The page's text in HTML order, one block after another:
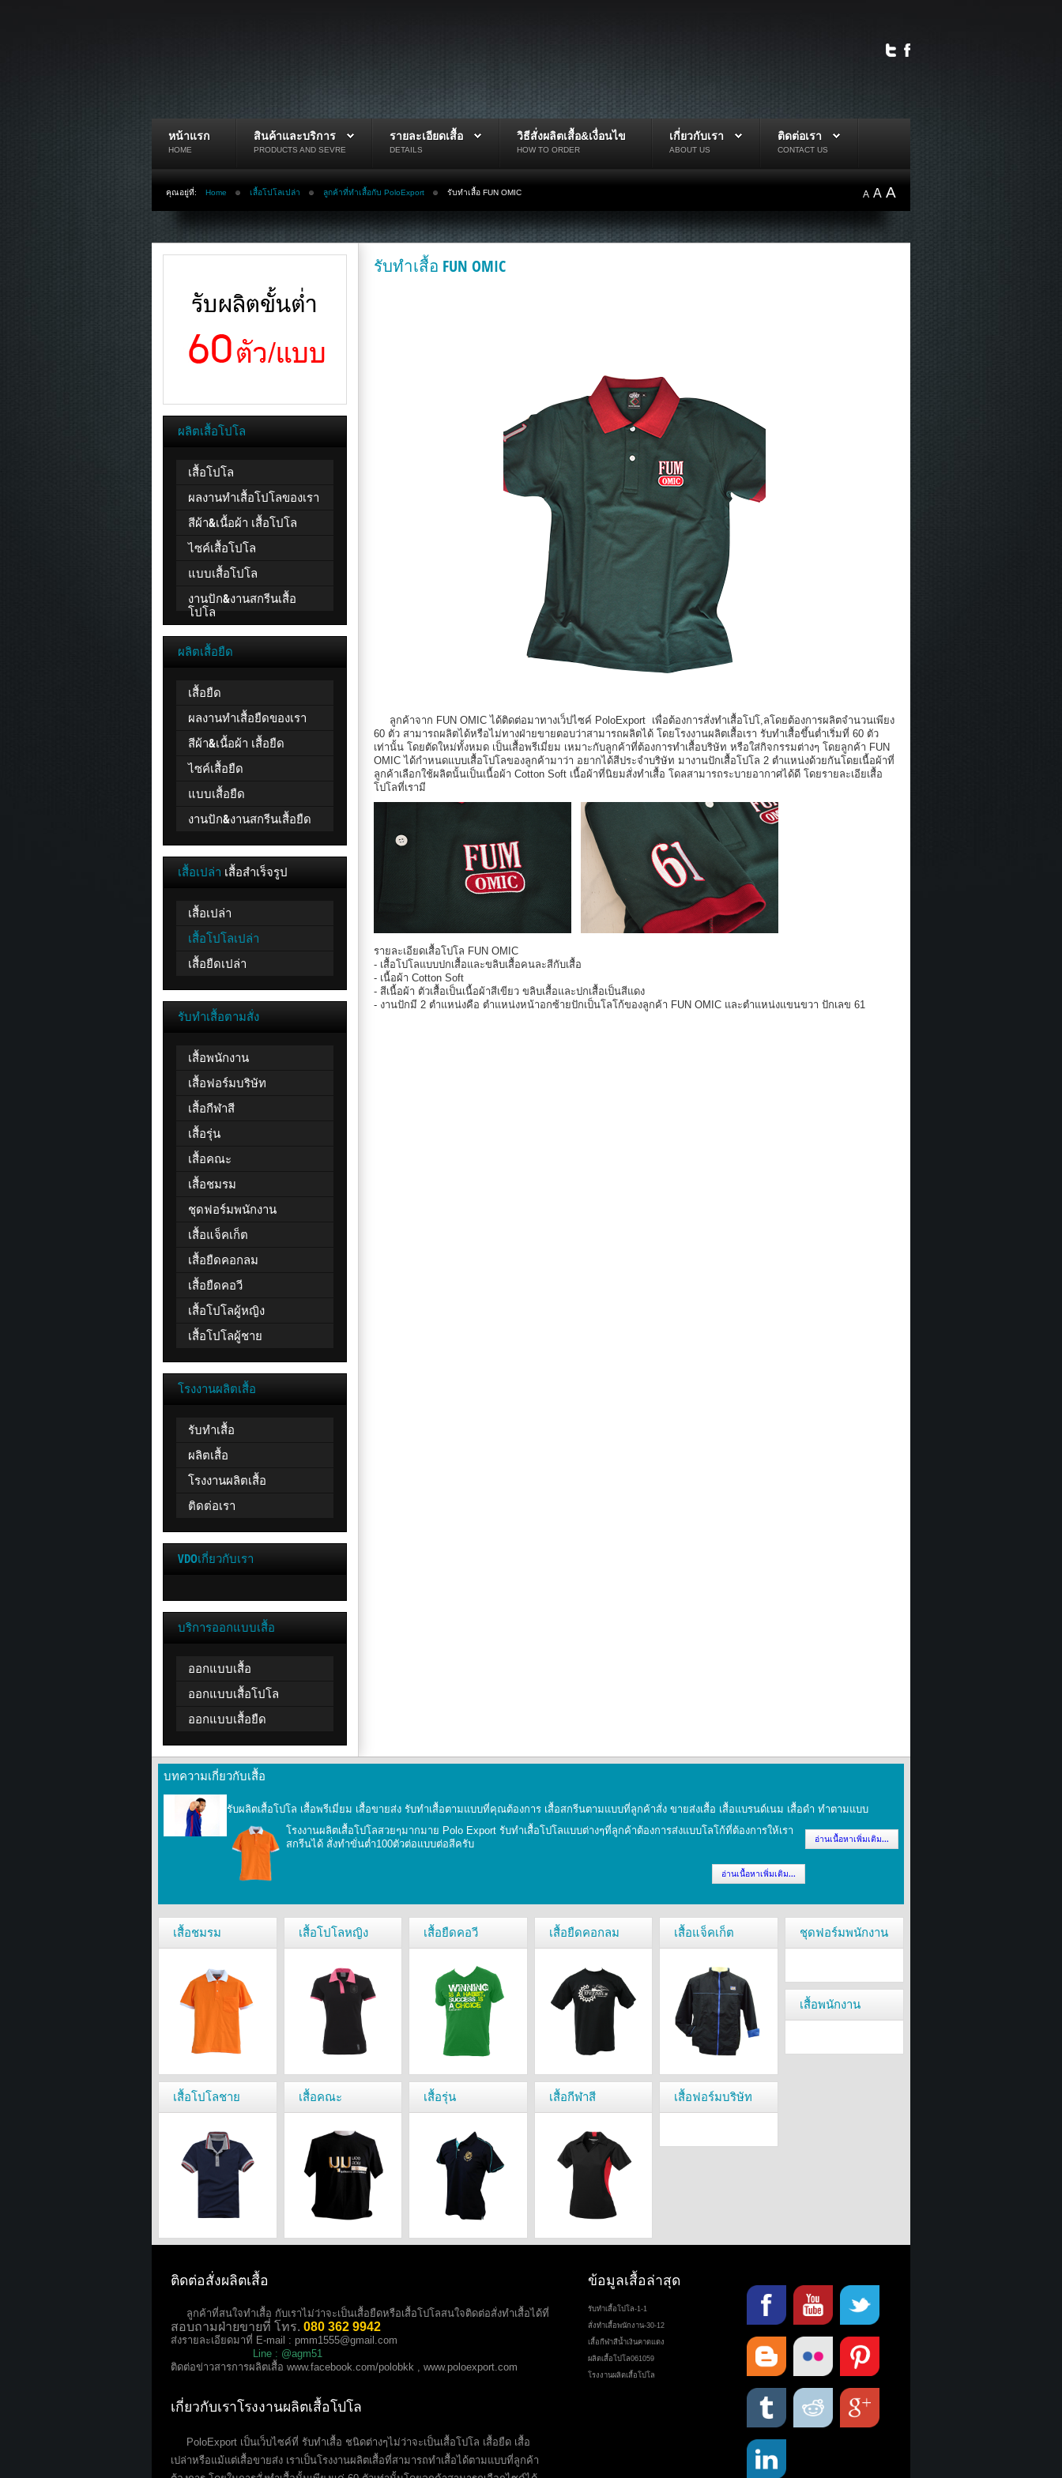
หน้าแรก
HOME
สินค้าและบริการ
PRODUCTS AND SEVRE
รายละเอียดเสื้อ
DETAILS
วิธีสั่งผลิตเสื้อ&เงื่อนไข
HOW TO ORDER
เกี่ยวกับเรา
ABOUT US
ติดต่อเรา
CONTACT US
คุณอยู่ที่: Home เสื้อโปโลเปล่า ลูกค้าที่ทำเสื้อกับ PoloExport รับทำเสื้อ FUN OMIC A A A
รับทำเสื้อ FUN OMIC
ลูกค้าจาก FUN OMIC ได้ติดต่อมาทางเว็ปไซค์ PoloExport เพื่อต้องการสั่งทำเสื้อโปโ,ลโดยต้องการผลิตจำนวนเพียง
60 ตัว สามารถผลิตได้หรือไม่ทางฝ่ายขายตอบว่าสามารถผลิตได้ โดยโรงงานผลิตเสื้อเรา รับทำเสื้อขึ้นต่ำเริ่มที่ 60 ตัว
เท่านั้น โดยตัดใหม่ทั้งหมด เป็นเสื้อพรีเมี่ยม เหมาะกับลูกค้าที่ต้องการทำเสื้อบริษัท หรือใส่กิจกรรมต่างๆ โดยลูกค้า FUN
OMIC ได้กำหนดแบบเสื้อโปโลของลูกค้ามาว่า อยากได้สีประจำบริษัท มางานปักเสื้อโปโล 2 ตำแหน่งด้วยกันโดยเนื้อผ้าที่
ลูกค้าเลือกใช้ผลิตนั้นเป็นเนื้อผ้า Cotton Soft เนื้อผ้าที่นิยมสั่งทำเสื้อ โดลสามารถระบายอากาศได้ดี โดยรายละเอียเสื้อ
โปโลที่เรามี
รายละเอียดเสื้อโปโล FUN OMIC
- เสื้อโปโลแบบปกเสื้อและขลิบเสื้อคนละสีกับเสื้อ
- เนื้อผ้า Cotton Soft
- สีเนื้อผ้า ตัวเสื้อเป็นเนื้อผ้าสีเขียว ขลิบเสื้อและปกเสื้อเป็นสีแดง
- งานปักมี 2 ตำแหน่งคือ ตำแหน่งหน้าอกซ้ายปักเป็นโลโก้ของลูกค้า FUN OMIC และตำแหน่งแขนขวา ปักเลข 61
ผลิตเสื้อโปโล
เสื้อโปโล
ผลงานทำเสื้อโปโลของเรา
สีผ้า&เนื้อผ้า เสื้อโปโล
ไซค์เสื้อโปโล
แบบเสื้อโปโล
งานปัก&งานสกรีนเสื้อ
โปโล
ผลิตเสื้อยืด
เสื้อยืด
ผลงานทำเสื้อยืดของเรา
สีผ้า&เนื้อผ้า เสื้อยืด
ไซค์เสื้อยืด
แบบเสื้อยืด
งานปัก&งานสกรีนเสื้อยืด
เสื้อเปล่า เสื้อสำเร็จรูป
เสื้อเปล่า
เสื้อโปโลเปล่า
เสื้อยืดเปล่า
รับทำเสื้อตามสั่ง
เสื้อพนักงาน
เสื้อฟอร์มบริษัท
เสื้อกีฬาสี
เสื้อรุ่น
เสื้อคณะ
เสื้อชมรม
ชุดฟอร์มพนักงาน
เสื้อแจ็คเก็ต
เสื้อยืดคอกลม
เสื้อยืดคอวี
เสื้อโปโลผู้หญิง
เสื้อโปโลผู้ชาย
โรงงานผลิตเสื้อ
รับทำเสื้อ
ผลิตเสื้อ
โรงงานผลิตเสื้อ
ติดต่อเรา
VDOเกี่ยวกับเรา
บริการออกแบบเสื้อ
ออกแบบเสื้อ
ออกแบบเสื้อโปโล
ออกแบบเสื้อยืด
บทความเกี่ยวกับเสื้อ
รับผลิตเสื้อโปโล เสื้อพรีเมี่ยม เสื้อขายส่ง รับทำเสื้อตามแบบที่คุณต้องการ เสื้อสกรีนตามแบบที่ลูกค้าสั่ง ขายส่งเสื้อ เสื้อแบรนด์เนม เสื้อดำ ทำตามแบบ
อ่านเนื้อหาเพิ่มเติม...
โรงงานผลิตเสื้อโปโลสวยๆมากมาย Polo Export รับทำเสื้อโปโลแบบต่างๆที่ลูกค้าต้องการส่งแบบโลโก้ที่ต้องการให้เรา
สกรีนได้ สั่งทำขั่นตํ่า100ตัวต่อแบบต่อสีครับ
อ่านเนื้อหาเพิ่มเติม...
เสื้อชมรม
เสื้อโปโลชาย
เสื้อโปโลหญิง
เสื้อคณะ
เสื้อยืดคอวี
เสื้อรุ่น
เสื้อยืดคอกลม
เสื้อกีฬาสี
เสื้อแจ็คเก็ต
เสื้อฟอร์มบริษัท
ชุดฟอร์มพนักงาน
เสื้อพนักงาน
ติดต่อสั่งผลิตเสื้อ
ลูกค้าที่สนใจทำเสื้อ กับเราไม่ว่าจะเป็นเสื้อยืดหรือเสื้อโปโลสนใจติดต่อสั่งทำเสื้อได้ที่
สอบถามฝ่ายขายที่ โทร. 080 362 9942
ส่งรายละเอียดมาที่ E-mail : pmm1555@gmail.com
Line : @agm51
ติดต่อข่าวสารการผลิตเสื้อ www.facebook.com/polobkk , www.poloexport.com
เกี่ยวกับเราโรงงานผลิตเสื้อโปโล
PoloExport เป็นเว็บไซค์ที่ รับทำเสื้อ ชนิดต่างๆไม่ว่าจะเป็นเสื้อโปโล เสื้อยืด เสื้อ
เปล่าหรือแม้แต่เสื้อขายส่ง เราเป็นโรงงานผลิตเสื้อที่สามารถทำเสื้อได้ตามแบบที่ลูกค้า
ข้อมูลเสื้อล่าสุด
รับทำเสื้อโปโล-1-1
สั่งทำเสื้อพนักงาน-30-12
เสื้อกีฬาสีนํ้าเงินคาดแดง
ผลิตเสื้อโปโล061059
โรงงานผลิตเสื้อโปโล